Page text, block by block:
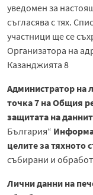
уведомен за
съгласява с тях.
участници ще се
Организатора на
Казанджията 8
Администратор на
точка 7 на Общия
защитата на
България“
целите за тяхното
събирани и
Лични данни на